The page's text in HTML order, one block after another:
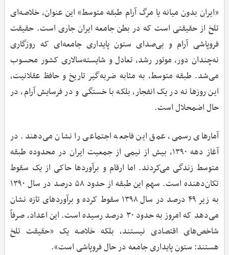
«ایران بدون میانه یا مرگ آرام طبقه متوسط» این عنوان، خلاصه‌ای
تلخ از حقیقتی است که در بطن جامعه ایران جاری است. حقیقت
فروپاشی آرام و بی‌صدای ستون پایداری جامعه‌ای که روزگاری
نه‌چندان دور، موتور رشد، تعادل و شایسته‌سالاری کشور محسوب
می‌شد. طبقه متوسط، به مثابه ضربه‌گیر تاریخ و حافظ عقلانیت،
این روزها نه در یک انفجار، بلکه با خستگی و در فرسایش آرام، در
حال اضمحلال است.
آمارهای رسمی، عمق این فاجعه اجتماعی را نشان می‌دهند. در
آغاز دهه ۱۳۹۰، بیش از نیمی از جمعیت ایران در محدوده طبقه
متوسط زندگی می‌کردند. اما ارقام و برآوردها حاکی از یک سقوط
تکان‌دهنده است. سهم این طبقه از حدود ۵۸ درصد در سال ۱۳۹۰
به زیر ۴۹ درصد در سال ۱۳۹۸ سقوط کرده و برآوردهای تازه نشان
می‌دهد که امروز به حدود ۳۰ درصد رسیده است. این اعداد، صرفاً
شاخص‌های اقتصادی نیستند، بلکه خلاصه یک «حقیقت تلخ
هستند: ستون پایداری جامعه در حال فروپاشی است».